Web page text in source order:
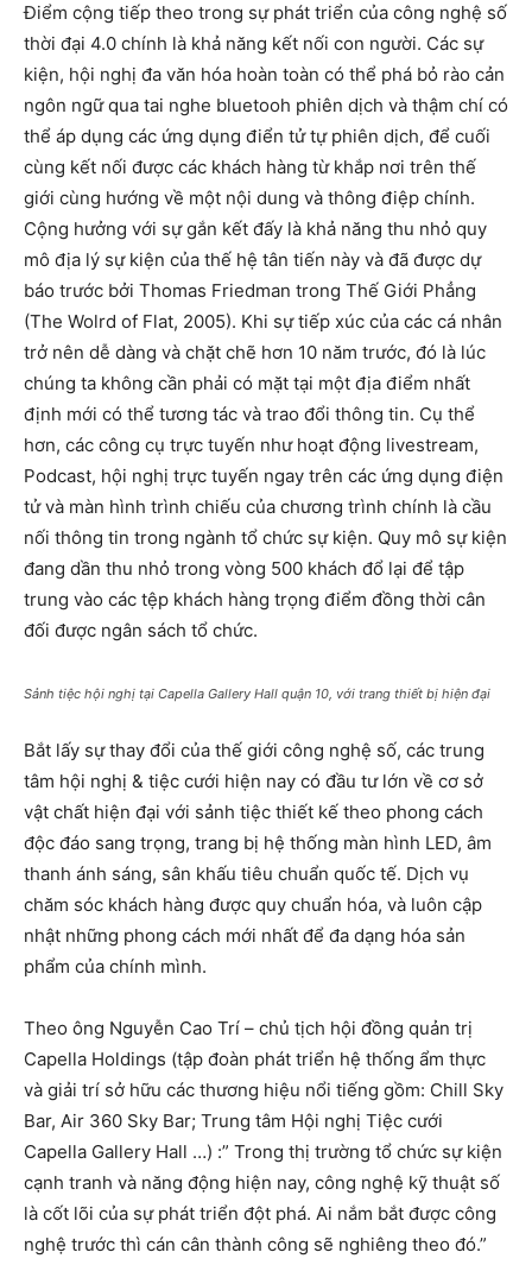
Điểm cộng tiếp theo trong sự phát triển của công nghệ số
thời đại 4.0 chính là khả năng kết nối con người. Các sự
kiện, hội nghị đa văn hóa hoàn toàn có thể phá bỏ rào cản
ngôn ngữ qua tai nghe bluetooh phiên dịch và thậm chí có
thể áp dụng các ứng dụng điển tử tự phiên dịch, để cuối
cùng kết nối được các khách hàng từ khắp nơi trên thế
giới cùng hướng về một nội dung và thông điệp chính.
Cộng hưởng với sự gắn kết đấy là khả năng thu nhỏ quy
mô địa lý sự kiện của thế hệ tân tiến này và đã được dự
báo trước bởi Thomas Friedman trong Thế Giới Phẳng
(The Wolrd of Flat, 2005). Khi sự tiếp xúc của các cá nhân
trở nên dễ dàng và chặt chẽ hơn 10 năm trước, đó là lúc
chúng ta không cần phải có mặt tại một địa điểm nhất
định mới có thể tương tác và trao đổi thông tin. Cụ thể
hơn, các công cụ trực tuyến như hoạt động livestream,
Podcast, hội nghị trực tuyến ngay trên các ứng dụng điện
tử và màn hình trình chiếu của chương trình chính là cầu
nối thông tin trong ngành tổ chức sự kiện. Quy mô sự kiện
đang dần thu nhỏ trong vòng 500 khách đổ lại để tập
trung vào các tệp khách hàng trọng điểm đồng thời cân
đối được ngân sách tổ chức.
Sảnh tiệc hội nghị tại Capella Gallery Hall quận 10, với trang thiết bị hiện đại
Bắt lấy sự thay đổi của thế giới công nghệ số, các trung
tâm hội nghị & tiệc cưới hiện nay có đầu tư lớn về cơ sở
vật chất hiện đại với sảnh tiệc thiết kế theo phong cách
độc đáo sang trọng, trang bị hệ thống màn hình LED, âm
thanh ánh sáng, sân khấu tiêu chuẩn quốc tế. Dịch vụ
chăm sóc khách hàng được quy chuẩn hóa, và luôn cập
nhật những phong cách mới nhất để đa dạng hóa sản
phẩm của chính mình.
Theo ông Nguyễn Cao Trí – chủ tịch hội đồng quản trị
Capella Holdings (tập đoàn phát triển hệ thống ẩm thực
và giải trí sở hữu các thương hiệu nổi tiếng gồm: Chill Sky
Bar, Air 360 Sky Bar; Trung tâm Hội nghị Tiệc cưới
Capella Gallery Hall …) :” Trong thị trường tổ chức sự kiện
cạnh tranh và năng động hiện nay, công nghệ kỹ thuật số
là cốt lõi của sự phát triển đột phá. Ai nắm bắt được công
nghệ trước thì cán cân thành công sẽ nghiêng theo đó.”